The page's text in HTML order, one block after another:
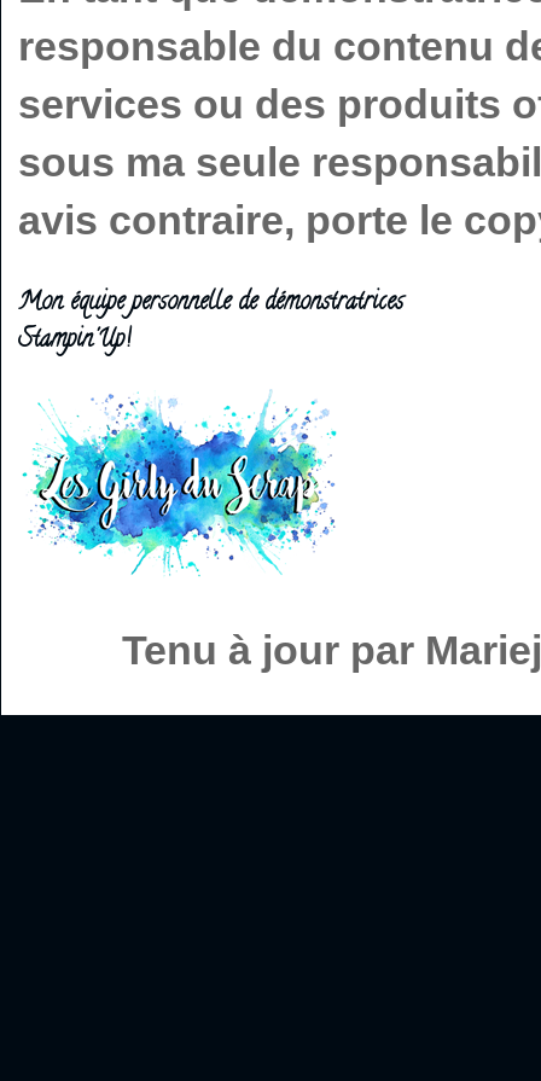
responsable du contenu
services ou des produits
sous ma seule
avis contraire, porte le
Mon équipe personnelle de démonstratrices
Stampin'Up!
Tenu à jour par